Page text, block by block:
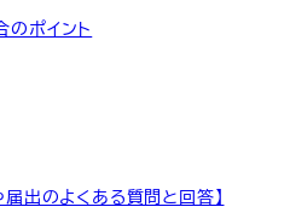
ポイント
出のよくある質問と回答】